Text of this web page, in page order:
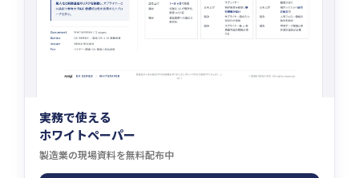
実務で使える
ホワイトペーパー
製造業の現場資料を無料配布中